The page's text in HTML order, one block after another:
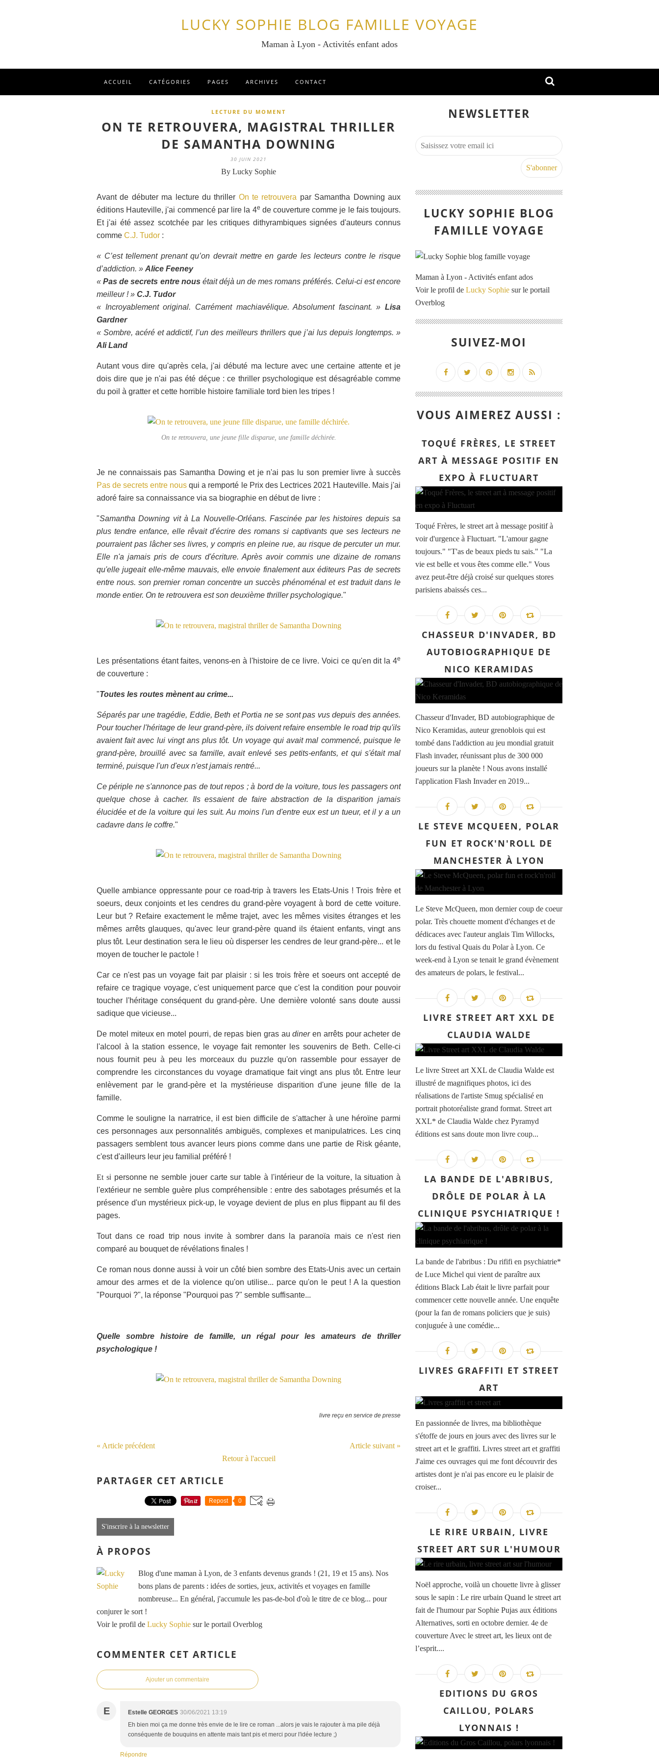
LUCKY SOPHIE BLOG FAMILLE VOYAGE
Maman à Lyon - Activités enfant ados
ACCUEIL CATÉGORIES PAGES ARCHIVES CONTACT
LECTURE DU MOMENT
ON TE RETROUVERA, MAGISTRAL THRILLER
DE SAMANTHA DOWNING
30 JUIN 2021
By Lucky Sophie
Avant de débuter ma lecture du thriller On te retrouvera par Samantha Downing aux
éditions Hauteville, j'ai commencé par lire la 4e de couverture comme je le fais toujours.
Et j'ai été assez scotchée par les critiques dithyrambiques signées d'auteurs connus
comme C.J. Tudor :
« C’est tellement prenant qu’on devrait mettre en garde les lecteurs contre le risque
d’addiction. » Alice Feeney
«Pas de secrets entre nous était déjà un de mes romans préférés. Celui-ci est encore
meilleur ! » C.J. Tudor
« Incroyablement original. Carrément machiavélique. Absolument fascinant. » Lisa
Gardner
« Sombre, acéré et addictif, l’un des meilleurs thrillers que j’ai lus depuis longtemps. »
Ali Land
Autant vous dire qu'après cela, j'ai débuté ma lecture avec une certaine attente et je
dois dire que je n'ai pas été déçue : ce thriller psychologique est désagréable comme
du poil à gratter et cette horrible histoire familiale tord bien les tripes !
On te retrouvera, une jeune fille disparue, une famille déchirée.
Je ne connaissais pas Samantha Dowing et je n'ai pas lu son premier livre à succès
Pas de secrets entre nous qui a remporté le Prix des Lectrices 2021 Hauteville. Mais j'ai
adoré faire sa connaissance via sa biographie en début de livre :
"Samantha Downing vit à La Nouvelle-Orléans. Fascinée par les histoires depuis sa
plus tendre enfance, elle rêvait d'écrire des romans si captivants que ses lecteurs ne
pourraient pas lâcher ses livres, y compris en pleine rue, au risque de percuter un mur.
Elle n'a jamais pris de cours d'écriture. Après avoir commis une dizaine de romans
qu'elle jugeait elle-même mauvais, elle envoie finalement aux éditeurs Pas de secrets
entre nous. son premier roman concentre un succès phénoménal et est traduit dans le
monde entier. On te retrouvera est son deuxième thriller psychologique."
Les présentations étant faites, venons-en à l'histoire de ce livre. Voici ce qu'en dit la 4e
de couverture :
"Toutes les routes mènent au crime...
Séparés par une tragédie, Eddie, Beth et Portia ne se sont pas vus depuis des années.
Pour toucher l'héritage de leur grand-père, ils doivent refaire ensemble le road trip qu'ils
avaient fait avec lui vingt ans plus tôt. Un voyage qui avait mal commencé, puisque le
grand-père, brouillé avec sa famille, avait enlevé ses petits-enfants, et qui s'était mal
terminé, puisque l'un d'eux n'est jamais rentré...
Ce périple ne s'annonce pas de tout repos ; à bord de la voiture, tous les passagers ont
quelque chose à cacher. Ils essaient de faire abstraction de la disparition jamais
élucidée et de la voiture qui les suit. Au moins l'un d'entre eux est un tueur, et il y a un
cadavre dans le coffre."
Quelle ambiance oppressante pour ce road-trip à travers les Etats-Unis ! Trois frère et
soeurs, deux conjoints et les cendres du grand-père voyagent à bord de cette voiture.
Leur but ? Refaire exactement le même trajet, avec les mêmes visites étranges et les
mêmes arrêts glauques, qu'avec leur grand-père quand ils étaient enfants, vingt ans
plus tôt. Leur destination sera le lieu où disperser les cendres de leur grand-père... et le
moyen de toucher le pactole !
Car ce n'est pas un voyage fait par plaisir : si les trois frère et soeurs ont accepté de
refaire ce tragique voyage, c'est uniquement parce que c'est la condition pour pouvoir
toucher l'héritage conséquent du grand-père. Une dernière volonté sans doute aussi
sadique que vicieuse...
De motel miteux en motel pourri, de repas bien gras audineren arrêts pour acheter de
l'alcool à la station essence, le voyage fait remonter les souvenirs de Beth. Celle-ci
nous fournit peu à peu les morceaux du puzzle qu'on rassemble pour essayer de
comprendre les circonstances du voyage dramatique fait vingt ans plus tôt. Entre leur
enlèvement par le grand-père et la mystérieuse disparition d'une jeune fille de la
famille.
Comme le souligne la narratrice, il est bien difficile de s'attacher à une héroïne parmi
ces personnages aux personnalités ambiguës, complexes et manipulatrices. Les cinq
passagers semblent tous avancer leurs pions comme dans une partie de Risk géante,
c'est d'ailleurs leur jeu familial préféré !
Et si personne ne semble jouer carte sur table à l'intérieur de la voiture, la situation à
l'extérieur ne semble guère plus compréhensible : entre des sabotages présumés et la
présence d'un mystérieux pick-up, le voyage devient de plus en plus flippant au fil des
pages.
Tout dans ce road trip nous invite à sombrer dans la paranoïa mais ce n'est rien
comparé au bouquet de révélations finales !
Ce roman nous donne aussi à voir un côté bien sombre des Etats-Unis avec un certain
amour des armes et de la violence qu'on utilise... parce qu'on le peut ! A la question
"Pourquoi ?", la réponse "Pourquoi pas ?" semble suffisante...
Quelle sombre histoire de famille, un régal pour les amateurs de thriller
psychologique !
livre reçu en service de presse
« Article précédent
Article suivant »
Retour à l'accueil
PARTAGER CET ARTICLE
Repost 0
S'inscrire à la newsletter
À PROPOS
Blog d'une maman à Lyon, de 3 enfants devenus grands ! (21, 19 et 15 ans). Nos
bons plans de parents : idées de sorties, jeux, activités et voyages en famille
nombreuse... En général, j'accumule les pas-de-bol d'où le titre de ce blog... pour
conjurer le sort !
Voir le profil de Lucky Sophie sur le portail Overblog
COMMENTER CET ARTICLE
Ajouter un commentaire
E Estelle GEORGES 30/06/2021 13:19
Eh bien moi ça me donne très envie de le lire ce roman ...alors je vais le rajouter à ma pile déjà
conséquente de bouquins en attente mais tant pis et merci pour l'idée lecture ;)
Répondre
NEWSLETTER
LUCKY SOPHIE BLOG
FAMILLE VOYAGE
Maman à Lyon - Activités enfant ados
Voir le profil de Lucky Sophie sur le portail
Overblog
SUIVEZ-MOI
VOUS AIMEREZ AUSSI :
TOQUÉ FRÈRES, LE STREET
ART À MESSAGE POSITIF EN
EXPO À FLUCTUART
Toqué Frères, le street art à message positif à
voir d'urgence à Fluctuart. "L'amour gagne
toujours." "T'as de beaux pieds tu sais." "La
vie est belle et vous êtes comme elle." Vous
avez peut-être déjà croisé sur quelques stores
parisiens abaissés ces...
CHASSEUR D'INVADER, BD
AUTOBIOGRAPHIQUE DE
NICO KERAMIDAS
Chasseur d'Invader, BD autobiographique de
Nico Keramidas, auteur grenoblois qui est
tombé dans l'addiction au jeu mondial gratuit
Flash invader, réunissant plus de 300 000
joueurs sur la planète ! Nous avons installé
l'application Flash Invader en 2019...
LE STEVE MCQUEEN, POLAR
FUN ET ROCK'N'ROLL DE
MANCHESTER À LYON
Le Steve McQueen, mon dernier coup de coeur
polar. Très chouette moment d'échanges et de
dédicaces avec l'auteur anglais Tim Willocks,
lors du festival Quais du Polar à Lyon. Ce
week-end à Lyon se tenait le grand évènement
des amateurs de polars, le festival...
LIVRE STREET ART XXL DE
CLAUDIA WALDE
Le livre Street art XXL de Claudia Walde est
illustré de magnifiques photos, ici des
réalisations de l'artiste Smug spécialisé en
portrait photoréaliste grand format. Street art
XXL* de Claudia Walde chez Pyramyd
éditions est sans doute mon livre coup...
LA BANDE DE L'ABRIBUS,
DRÔLE DE POLAR À LA
CLINIQUE PSYCHIATRIQUE !
La bande de l'abribus : Du rififi en psychiatrie*
de Luce Michel qui vient de paraître aux
éditions Black Lab était le livre parfait pour
commencer cette nouvelle année. Une enquête
(pour la fan de romans policiers que je suis)
conjuguée à une comédie...
LIVRES GRAFFITI ET STREET
ART
En passionnée de livres, ma bibliothèque
s'étoffe de jours en jours avec des livres sur le
street art et le graffiti. Livres street art et graffiti
J'aime ces ouvrages qui me font découvrir des
artistes dont je n'ai pas encore eu le plaisir de
croiser...
LE RIRE URBAIN, LIVRE
STREET ART SUR L'HUMOUR
Noël approche, voilà un chouette livre à glisser
sous le sapin : Le rire urbain Quand le street art
fait de l'humour par Sophie Pujas aux éditions
Alternatives, sorti en octobre dernier. 4e de
couverture Avec le street art, les lieux ont de
l’esprit....
EDITIONS DU GROS
CAILLOU, POLARS
LYONNAIS !